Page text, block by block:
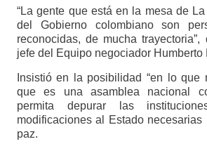
“La gente que está en la mesa de
del Gobierno colombiano son
reconocidas, de mucha
jefe del Equipo negociador Humberto
Insistió en la posibilidad “en lo que
que es una asamblea nacional
permita depurar las
modificaciones al Estado
paz.